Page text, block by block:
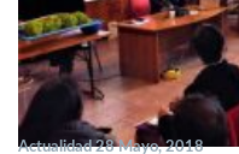
Actualidad 28 Mayo, 2018